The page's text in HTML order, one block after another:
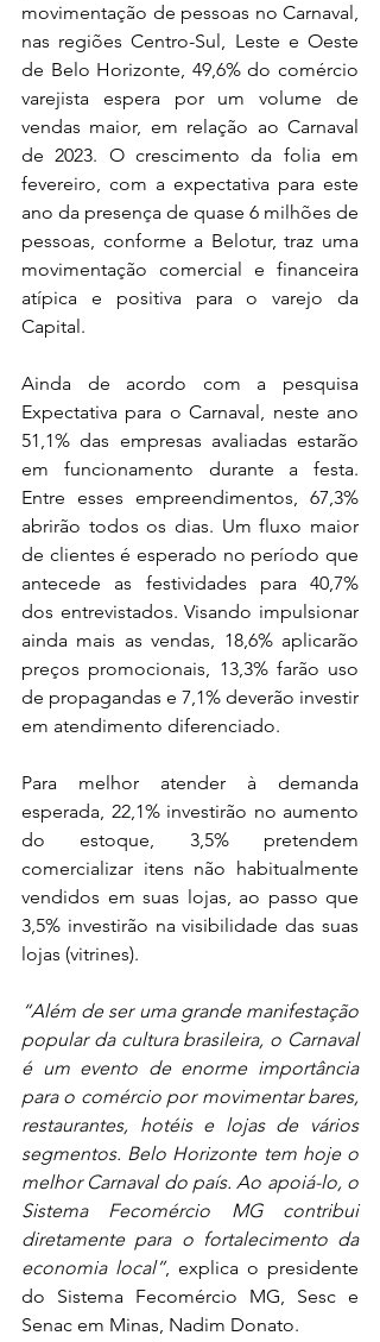
movimentação de pessoas no Carnaval,
nas regiões Centro-Sul, Leste e Oeste
de Belo Horizonte, 49,6% do comércio
varejista espera por um volume de
vendas maior, em relação ao Carnaval
de 2023. O crescimento da folia em
fevereiro, com a expectativa para este
ano da presença de quase 6 milhões de
pessoas, conforme a Belotur, traz uma
movimentação comercial e financeira
atípica e positiva para o varejo da
Capital.
Ainda de acordo com a pesquisa
Expectativa para o Carnaval, neste ano
51,1% das empresas avaliadas estarão
em funcionamento durante a festa.
Entre esses empreendimentos, 67,3%
abrirão todos os dias. Um fluxo maior
de clientes é esperado no período que
antecede as festividades para 40,7%
dos entrevistados. Visando impulsionar
ainda mais as vendas, 18,6% aplicarão
preços promocionais, 13,3% farão uso
de propagandas e 7,1% deverão investir
em atendimento diferenciado.
Para melhor atender à demanda
esperada, 22,1% investirão no aumento
do estoque, 3,5% pretendem
comercializar itens não habitualmente
vendidos em suas lojas, ao passo que
3,5% investirão na visibilidade das suas
lojas (vitrines).
“Além de ser uma grande manifestação
popular da cultura brasileira, o Carnaval
é um evento de enorme importância
para o comércio por movimentar bares,
restaurantes, hotéis e lojas de vários
segmentos. Belo Horizonte tem hoje o
melhor Carnaval do país. Ao apoiá-lo, o
Sistema Fecomércio MG contribui
diretamente para o fortalecimento da
economia local”, explica o presidente
do Sistema Fecomércio MG, Sesc e
Senac em Minas, Nadim Donato.